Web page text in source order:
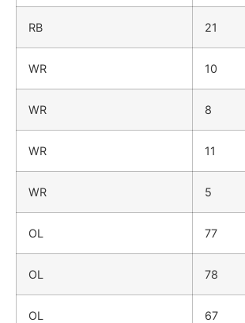
RB 21
WR 10
WR 8
WR 11
WR 5
OL 77
OL 78
OL 67